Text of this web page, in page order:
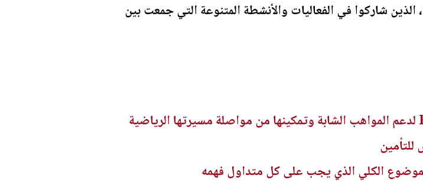
الذين شاركوا في الفعاليات والأنشطة المتنوعة التي جمعت بين
للتأمين